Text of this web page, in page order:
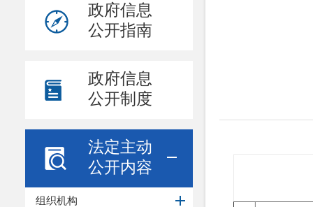
政府信息
公开指南
政府信息
公开制度
法定主动
公开内容
组织机构